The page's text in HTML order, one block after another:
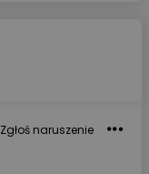
Zgłoś naruszenie